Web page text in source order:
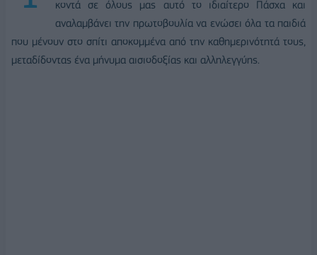
κοντά σε όλους μας αυτό το ιδιαίτερο Πάσχα και
αναλαμβάνει την πρωτοβουλία να ενώσει όλα τα παιδιά
που μένουν στο σπίτι αποκομμένα από την καθημερινότητά τους,
μεταδίδοντας ένα μήνυμα αισιοδοξίας και αλληλεγγύης.